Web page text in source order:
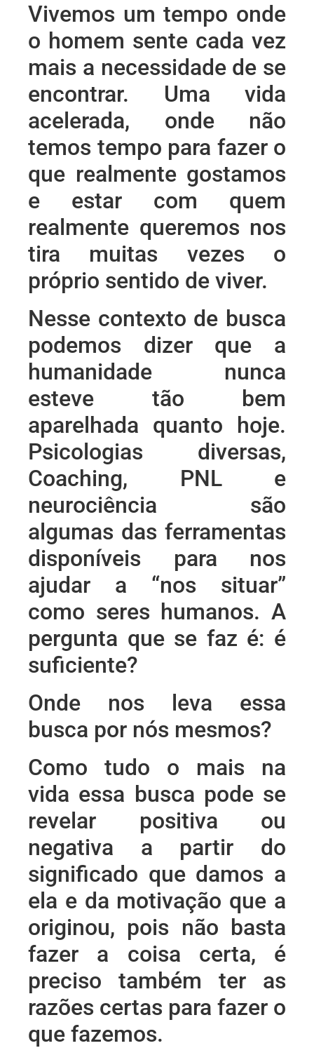
Vivemos um tempo onde
o homem sente cada vez
mais a necessidade de se
encontrar. Uma vida
acelerada, onde não
temos tempo para fazer o
que realmente gostamos
e estar com quem
realmente queremos nos
tira muitas vezes o
próprio sentido de viver.
Nesse contexto de busca
podemos dizer que a
humanidade nunca
esteve tão bem
aparelhada quanto hoje.
Psicologias diversas,
Coaching, PNL e
neurociência são
algumas das ferramentas
disponíveis para nos
ajudar a “nos situar”
como seres humanos. A
pergunta que se faz é: é
suficiente?
Onde nos leva essa
busca por nós mesmos?
Como tudo o mais na
vida essa busca pode se
revelar positiva ou
negativa a partir do
significado que damos a
ela e da motivação que a
originou, pois não basta
fazer a coisa certa, é
preciso também ter as
razões certas para fazer o
que fazemos.